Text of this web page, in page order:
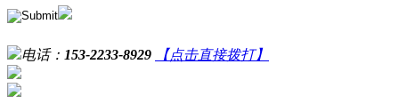
电话： 153-2233-8929 【点击直接拨打】